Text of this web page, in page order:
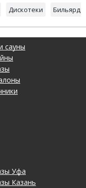
Дискотеки Бильярд
сауны
Уфа
Казань